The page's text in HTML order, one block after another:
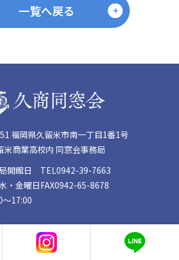
一覧へ戻る
福岡県久留米市南一丁目1番1号
米商業高校内 同窓会事務局
開館日
・金曜日
〜17:00
TEL0942-39-7663
FAX0942-65-8678